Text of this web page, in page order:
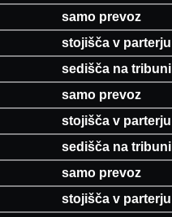
samo prevoz
stojišča v parterju
sedišča na tribuni
samo prevoz
stojišča v parterju
sedišča na tribuni
samo prevoz
stojišča v parterju